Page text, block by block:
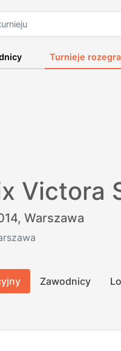
Turnieje
Victora
Warszawa
Zawodnicy